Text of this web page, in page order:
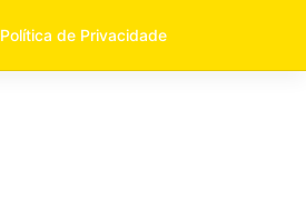
Política de Privacidade